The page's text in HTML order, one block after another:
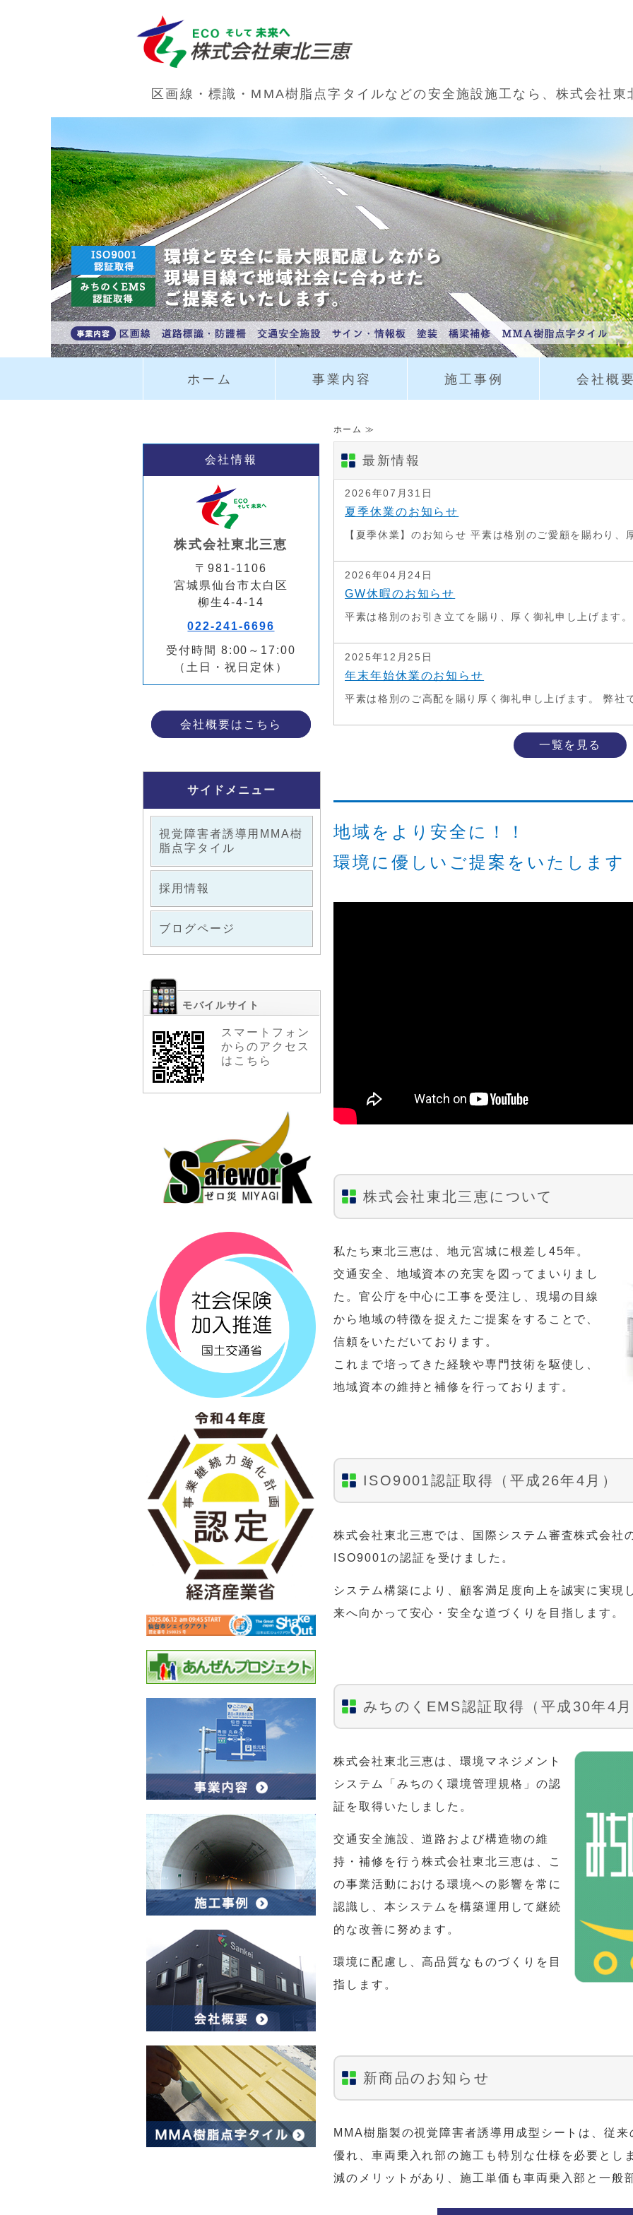
区画線・道路標識・点字タイルの施工なら
区画線・標識・MMA樹脂点字タイルなどの安全施設施工なら、株式会社東
ホーム 事業内容 施工事例 会社概要
ホーム ≫
最新情報
2026年07月31日
夏季休業のお知らせ
【夏季休業】のお知らせ 平素は格別のご愛顧を賜わり、
2026年04月24日
GW休暇のお知らせ
平素は格別のお引き立てを賜り、厚く御礼申し上げます。
2025年12月25日
年末年始休業のお知らせ
平素は格別のご高配を賜り厚く御礼申し上げます。 弊社
一覧を見る
地域をより安全に！！
環境に優しいご提案をいたします
株式会社東北三恵について
私たち東北三恵は、地元宮城に根差し45年。
交通安全、地域資本の充実を図ってまいりまし
た。官公庁を中心に工事を受注し、現場の目線
から地域の特徴を捉えたご提案をすることで、
信頼をいただいております。
これまで培ってきた経験や専門技術を駆使し、
地域資本の維持と補修を行っております。
ISO9001認証取得（平成26年4月）
株式会社東北三恵では、国際システム審査株式会社
ISO9001の認証を受けました。
システム構築により、顧客満足度向上を誠実に実現
来へ向かって安心・安全な道づくりを目指します。
みちのくEMS認証取得（平成30年4月
株式会社東北三恵は、環境マネジメント
システム「みちのく環境管理規格」の認
証を取得いたしました。
交通安全施設、道路および構造物の維
持・補修を行う株式会社東北三恵は、こ
の事業活動における環境への影響を常に
認識し、本システムを構築運用して継続
的な改善に努めます。
環境に配慮し、高品質なものづくりを目
指します。
新商品のお知らせ
MMA樹脂製の視覚障害者誘導用成型シートは、従
優れ、車両乗入れ部の施工も特別な仕様を必要とし
減のメリットがあり、施工単価も車両乗入部と一般
会社情報
株式会社東北三恵
〒981-1106
宮城県仙台市太白区
柳生4-4-14
022-241-6696
受付時間 8:00～17:00
（土日・祝日定休）
会社概要はこちら
サイドメニュー
視覚障害者誘導用MMA樹
脂点字タイル
採用情報
ブログページ
モバイルサイト
スマートフォン
からのアクセス
はこちら